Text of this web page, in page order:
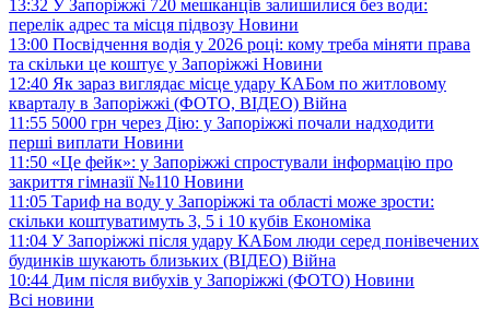
13:32 У Запоріжжі 720 мешканців залишилися без води:
перелік адрес та місця підвозу Новини
13:00 Посвідчення водія у 2026 році: кому треба міняти права
та скільки це коштує у Запоріжжі Новини
12:40 Як зараз виглядає місце удару КАБом по житловому
кварталу в Запоріжжі (ФОТО, ВІДЕО) Війна
11:55 5000 грн через Дію: у Запоріжжі почали надходити
перші виплати Новини
11:50 «Це фейк»: у Запоріжжі спростували інформацію про
закриття гімназії №110 Новини
11:05 Тариф на воду у Запоріжжі та області може зрости:
скільки коштуватимуть 3, 5 і 10 кубів Економіка
11:04 У Запоріжжі після удару КАБом люди серед понівечених
будинків шукають близьких (ВІДЕО) Війна
10:44 Дим після вибухів у Запоріжжі (ФОТО) Новини
Всі новини